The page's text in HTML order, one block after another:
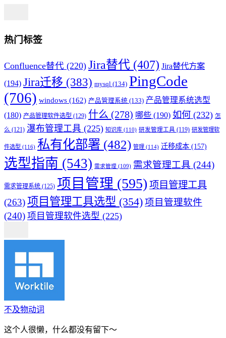
热门标签
Confluence替代 (220) Jira替代 (407) Jira替代方案
(194) Jira迁移 (383) mysql (134) PingCode
(706) windows (162) 产品管理系统 (133) 产品管理系统选型
(180) 产品管理软件选型 (129) 什么 (278) 哪些 (190) 如何 (232) 怎
么 (121) 瀑布管理工具 (225) 知识库 (110) 研发管理工具 (119) 研发管理软
件选型 (116) 私有化部署 (482) 管理 (114) 迁移成本 (157)
选型指南 (543) 需求管理 (109) 需求管理工具 (244)
需求管理系统 (125) 项目管理 (595) 项目管理工具
(263)项目管理工具选型 (354) 项目管理软件
(240) 项目管理软件选型 (225)
不及物动词
这个人很懒，什么都没有留下～